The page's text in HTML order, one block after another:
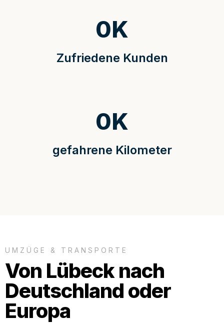
Zufriedene Kunden
0K
gefahrene Kilometer
0K
UMZÜGE & TRANSPORTE
Von Lübeck nach
Deutschland oder
Europa